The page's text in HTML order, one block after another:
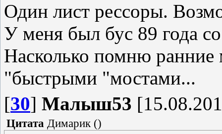
Один лист рессоры.
У меня был бус 89 года
Насколько помню
"быстрыми "мостами...
[30] Малыш53
Цитата Димарик()